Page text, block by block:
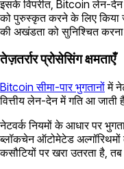
इसके विपरीत, Bitcoin लेन-देन
को पुरुस्कृत करने के लिए किया
की अखंडता को सुनिश्चित
तेज़तर्रार प्रोसेसिंग क्षमताएँ
Bitcoin सीमा-पार भुगतानोंमें
वित्तीय लेन-देन में गति आ जाती
नेटवर्क नियमों के आधार पर
ब्लॉकचेन ऑटोमेटेड
कसौटियों पर खरा उतरता है,